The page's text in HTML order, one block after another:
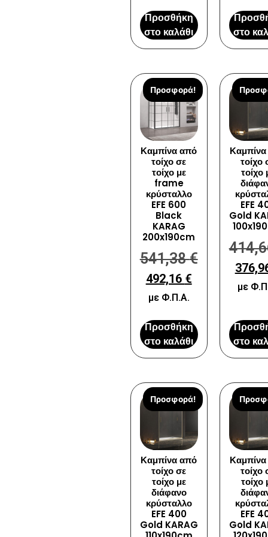
Προσθήκη
στο καλάθι
στο
Προσφορά!
Καμπίνα από
τοίχο σε
τοίχο με
frame
κρύσταλλο
EFE 600
Black
KARAG
200x190cm
541,38€
492,16 €
με Φ.Π.Α.
Προσθήκη
στο καλάθι
τοίχο
τοίχο
EFE
Gold
με
στο
Προσφορά!
Καμπίνα από
τοίχο σε
τοίχο με
διάφανο
κρύσταλλο
EFE 400
Gold KARAG
τοίχο
τοίχο
EFE
Gold